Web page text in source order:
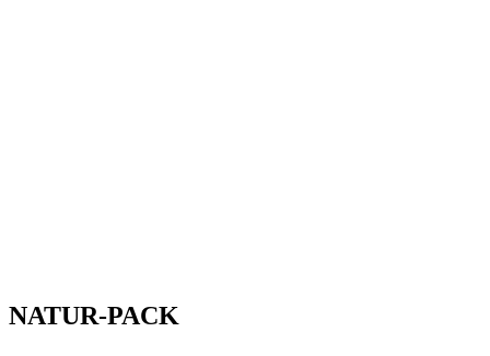
NATUR-PACK